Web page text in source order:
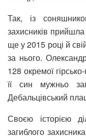
Так, із
захисників
ще у 2015 році й
за нього.
128 окремої
її син мужньо
Дебальцівський
Своєю історією
загиблого